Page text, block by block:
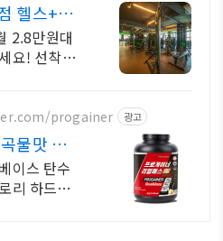
헬스+GX
2.8만원대
요! 선착순
progainer 광고
물맛 체중
이스 탄수
리 하드게